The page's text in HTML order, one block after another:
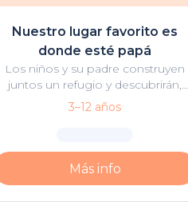
Nuestro lugar favorito es
donde esté papá
Los niños y su padre construyen
juntos un refugio y descubrirán,
gracias al trabajo en equipo, que los
3–12 años
Más info